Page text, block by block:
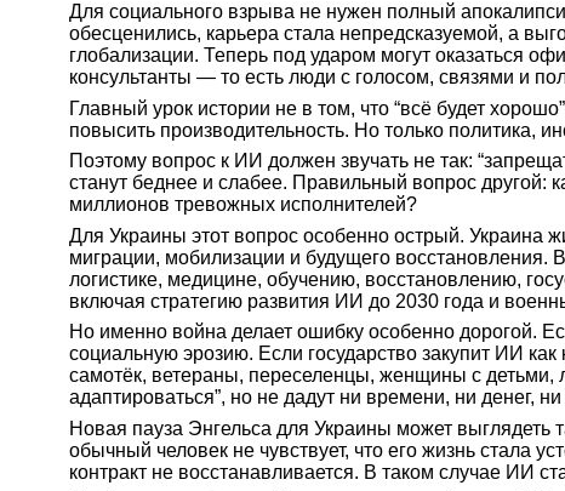
Для социального взрыва не нужен полный
обесценились, карьера стала непредсказуемой, а
глобализации. Теперь под ударом могут оказаться
консультанты — то есть люди с голосом, связями и
Главный урок истории не в том, что “всё будет
повысить производительность. Но только политика,
Поэтому вопрос к ИИ должен звучать не так:
станут беднее и слабее. Правильный вопрос другой:
миллионов тревожных исполнителей?
Для Украины этот вопрос особенно острый. Украина
миграции, мобилизации и будущего
логистике, медицине, обучению, восстановлению,
включая стратегию развития ИИ до 2030 года и
Но именно война делает ошибку особенно дорогой.
социальную эрозию. Если государство закупит ИИ
самотёк, ветераны, переселенцы, женщины с детьми,
адаптироваться”, но не дадут ни времени, ни денег,
Новая пауза Энгельса для Украины может
обычный человек не чувствует, что его жизнь стала
контракт не восстанавливается. В таком случае ИИ